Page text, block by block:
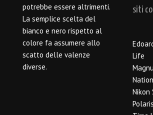
potrebbe essere altrimenti.
La semplice scelta del
bianco e nero rispetto al
colore fa assumere allo
scatto delle valenze
diverse.
siti
Life
Nikon